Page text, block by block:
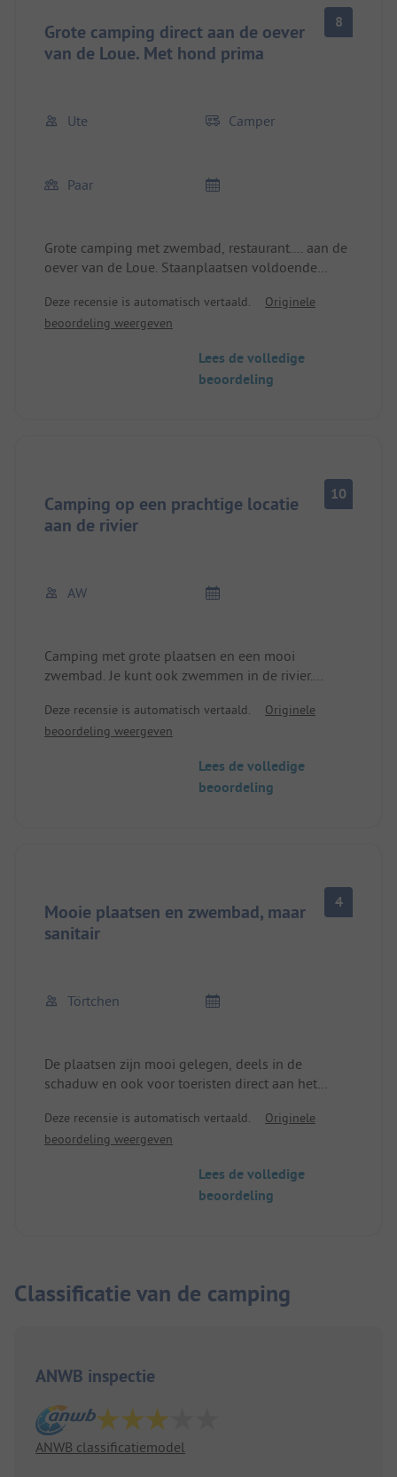
Grote camping direct aan de oever
van de Loue. Met hond prima
8
Ute Camper
Paar
Grote camping met zwembad, restaurant.... aan de
oever van de Loue. Staanplaatsen voldoende
honden op doorreis voor een nacht daar. Sanitair
eenvoudig maar schoon.
Deze recensie is automatisch vertaald.
Originele
beoordeling weergeven
Lees de volledige
beoordeling
Camping op een prachtige locatie
aan de rivier
10
AW
Camping met grote plaatsen en een mooi
zwembad. Je kunt ook zwemmen in de rivier.
Het sanitair wordt regelmatig schoongemaakt en
is schoon.
Deze recensie is automatisch vertaald.
Originele
beoordeling weergeven
Lees de volledige
beoordeling
Mooie plaatsen en zwembad, maar
sanitair
4
Törtchen
De plaatsen zijn mooi gelegen, deels in de
schaduw en ook voor toeristen direct aan het
tijd (toiletpapier van een rol voor de toiletten,
grootte van de toiletten, douches en
achteruitgang omdat alleen alles onder water....
wordt gezet). Voor één nacht altijd, want ook meer
Deze recensie is automatisch vertaald.
Originele
beoordeling weergeven
Lees de volledige
beoordeling
Classificatie van de camping
ANWB inspectie
ANWB classificatiemodel